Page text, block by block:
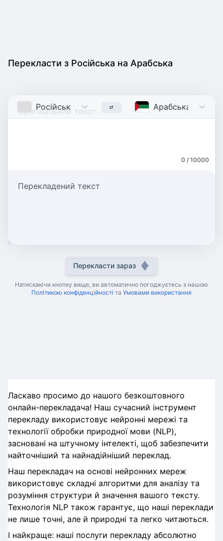
Перекласти з Російська на Арабська
Російська Russian Арабська Arabic
0 / 10000
Перекладений текст
Перекласти зараз
Натискаючи кнопку вище, ви автоматично погоджуєтесь з нашою
Політикою конфіденційності та Умовами використання
Ласкаво просимо до нашого безкоштовного
онлайн-перекладача! Наш сучасний інструмент
перекладу використовує нейронні мережі та
технології обробки природної мови (NLP),
засновані на штучному інтелекті, щоб забезпечити
найточніший та найнадійніший переклад.
Наш перекладач на основі нейронних мереж
використовує складні алгоритми для аналізу та
розуміння структури й значення вашого тексту.
Технологія NLP також гарантує, що наші переклади
не лише точні, але й природні та легко читаються.
І найкраще: наші послуги перекладу абсолютно